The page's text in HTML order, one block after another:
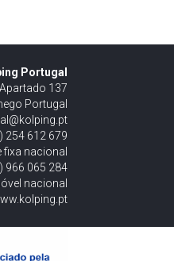
Portugal
137
Portugal
254 612 679
fixa nacional
966 065 284
nacional